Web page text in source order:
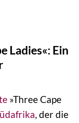
Ladies«: Ein
»Three Cape
, der die